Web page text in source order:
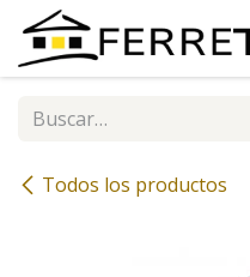
Ir al contenido
Todos los productos